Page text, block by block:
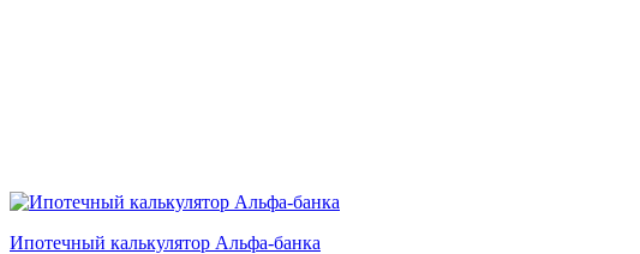
Ипотечный калькулятор Альфа-банка